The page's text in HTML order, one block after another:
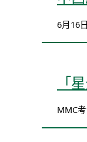
6月16
「
MMC